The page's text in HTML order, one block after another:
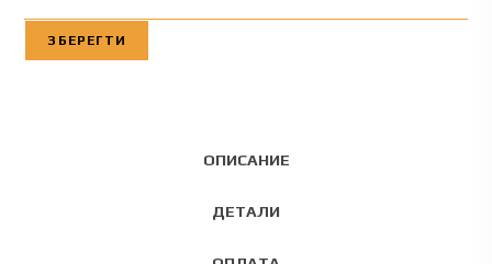
ЗБЕРЕГТИ
ОПИСАНИЕ
ДЕТАЛИ